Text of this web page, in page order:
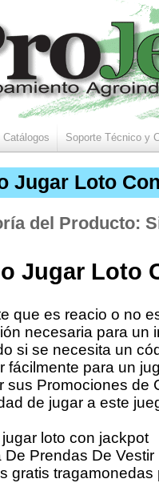
Catálogos Soporte Técnico y
Jugar Loto
del Producto:
Jugar Loto
que es reacio o no
necesaria para un
si se necesita un
fácilmente para un
sus Promociones de
de jugar a este
loto con jackpot
De Prendas De Vestir
gratis tragamonedas